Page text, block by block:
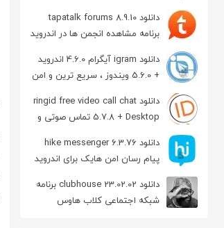
دانلود tapatalk forums 8.9.10
برنامه مشاهده انجمن ها در اندروید
دانلود igram آیگرام 4.6.0 اندروید
+ 5.6.0 ویندوز ، سریع ترین و امن
ترین نسخه تلگرام
دانلود ringid free video call chat
5.7.8 + Desktop تماس صوتی و
تصویری در اندروید
دانلود hike messenger 6.3.76
پیام‌ رسان‌ امن هایک برای اندروید
دانلود clubhouse 23.02.02 برنامه
شبکه اجتماعی کلاب هاوس